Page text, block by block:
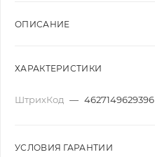
ОПИСАНИЕ
ХАРАКТЕРИСТИКИ
ШтрихКод — 4627149629396
УСЛОВИЯ ГАРАНТИИ